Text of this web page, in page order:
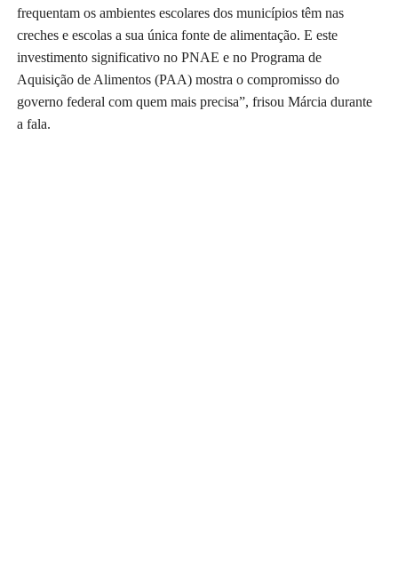
frequentam os ambientes escolares dos municípios têm nas
creches e escolas a sua única fonte de alimentação. E este
investimento significativo no PNAE e no Programa de
Aquisição de Alimentos (PAA) mostra o compromisso do
governo federal com quem mais precisa”, frisou Márcia durante
a fala.